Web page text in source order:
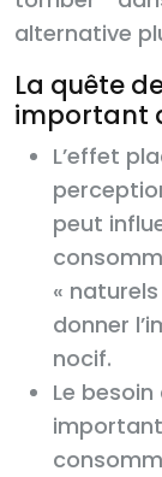
alternative
La quête
important
L’effet
peut
«
donner
nocif.
Le